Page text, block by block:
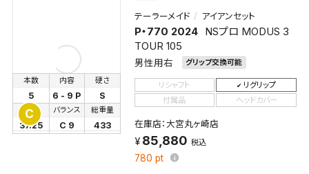
C
テーラーメイド アイアンセット
P・770 2024
NSプロ MODUS 3
TOUR 105
男性用右 グリップ交換可能
本数
5
内容
6 - 9 P
硬さ
S
長さ
37.25
バランス
C 9
総重量
433
リシャフト
リグリップ
付属品
ヘッドカバー
在庫店：大宮丸ヶ崎店
85,880 税込
780 pt
検索条件を保存
この検索条件をマイページ内「保存検索条件一覧」に
よく探す商品を、毎回条件指定することなく簡単に開